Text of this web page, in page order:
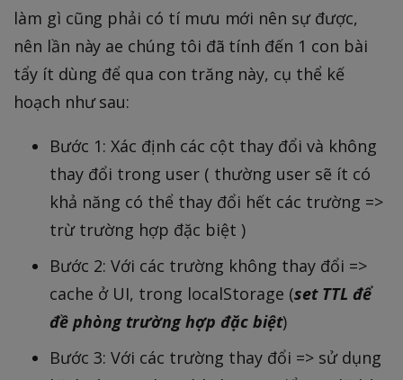
làm gì cũng phải có tí mưu mới nên sự được,
nên lần này ae chúng tôi đã tính đến 1 con bài
tẩy ít dùng để qua con trăng này, cụ thể kế
hoạch như sau:
Bước 1: Xác định các cột thay đổi và không
thay đổi trong user ( thường user sẽ ít có
khả năng có thể thay đổi hết các trường =>
trừ trường hợp đặc biệt )
Bước 2: Với các trường không thay đổi =>
cache ở UI, trong localStorage (set TTL để
đề phòng trường hợp đặc biệt)
Bước 3: Với các trường thay đổi => sử dụng